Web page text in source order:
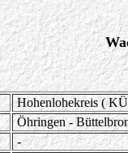
Hohenlohekreis (
Öhringen -
-